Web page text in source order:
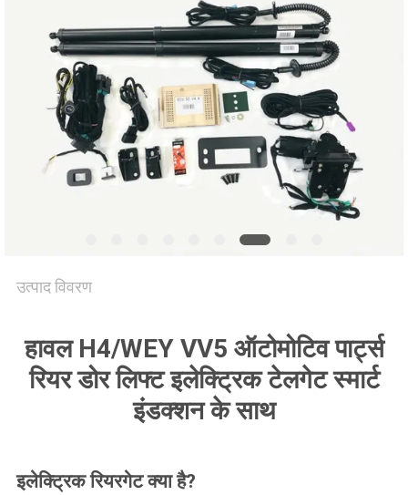
साइटमैप
PRIVACY
POLICY
उत्पाद विवरण
हावल H4/WEY VV5 ऑटोमोटिव पार्ट्स
रियर डोर लिफ्ट इलेक्ट्रिक टेलगेट स्मार्ट
इंडक्शन के साथ
इलेक्ट्रिक रियरगेट क्या है?